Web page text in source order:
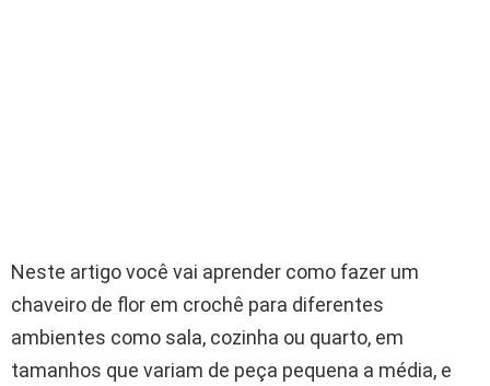
Neste artigo você vai aprender como fazer um
chaveiro de flor em crochê para diferentes
ambientes como sala, cozinha ou quarto, em
tamanhos que variam de peça pequena a média, e